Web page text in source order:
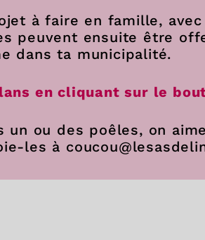
à faire en famille,
peuvent ensuite être
dans ta municipalité.
en cliquant sur le
un ou des poêles, on
les à